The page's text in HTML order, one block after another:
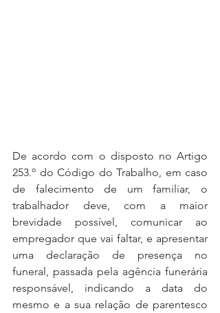
De acordo com o disposto no Artigo
253.º do Código do Trabalho, em caso
de falecimento de um familiar, o
trabalhador deve, com a maior
brevidade possível, comunicar ao
empregador que vai faltar, e apresentar
uma declaração de presença no
funeral, passada pela agência funerária
responsável, indicando a data do
mesmo e a sua relação de parentesco